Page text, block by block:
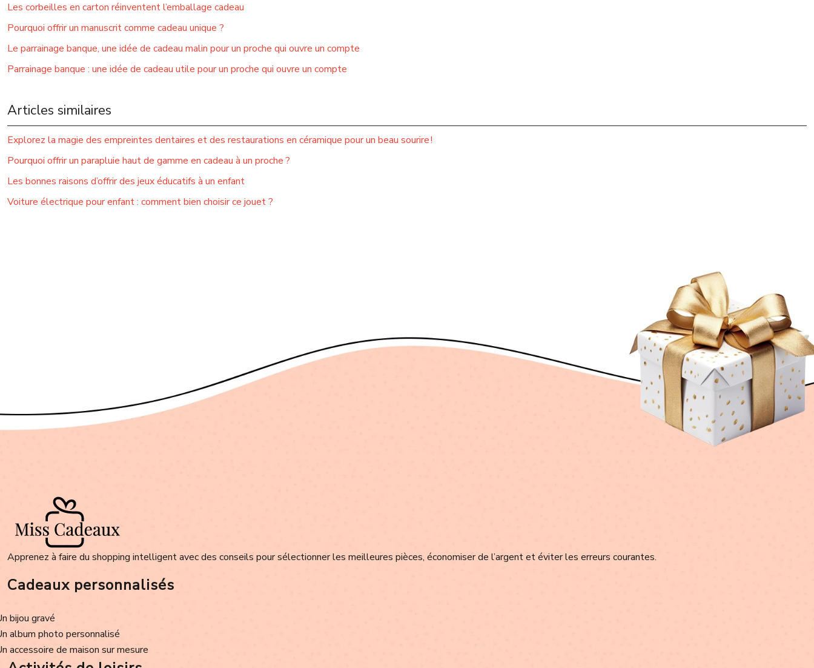
Les corbeilles en carton réinventent l’emballage cadeau
Pourquoi offrir un manuscrit comme cadeau unique ?
Le parrainage banque, une idée de cadeau malin pour un proche qui ouvre un compte
Parrainage banque : une idée de cadeau utile pour un proche qui ouvre un compte
Articles similaires
Explorez la magie des empreintes dentaires et des restaurations en céramique pour un beau sourire !
Pourquoi offrir un parapluie haut de gamme en cadeau à un proche ?
Les bonnes raisons d’offrir des jeux éducatifs à un enfant
Voiture électrique pour enfant : comment bien choisir ce jouet ?
Apprenez à faire du shopping intelligent avec des conseils pour sélectionner les meilleures pièces, économiser de l’argent et éviter les erreurs courantes.
Cadeaux personnalisés
bijou gravé
album photo personnalisé
accessoire de maison sur mesure